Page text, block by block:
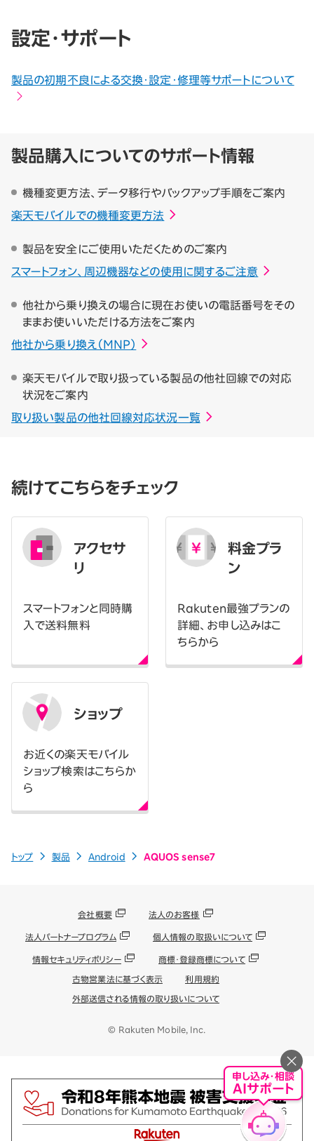
申し込み・相談
AIサポート
設定・サポート
製品の初期不良による交換・設定・修理等サポートについて
製品購入についてのサポート情報
機種変更方法、データ移行やバックアップ手順をご案内
楽天モバイルでの機種変更方法
製品を安全にご使用いただくためのご案内
スマートフォン、周辺機器などの使用に関するご注意
他社から乗り換えの場合に現在お使いの電話番号をその
ままお使いいただける方法をご案内
他社から乗り換え（MNP）
楽天モバイルで取り扱っている製品の他社回線での対応
状況をご案内
取り扱い製品の他社回線対応状況一覧
続けてこちらをチェック
アクセサ
リ
スマートフォンと同時購
入で送料無料
料金プラ
ン
Rakuten最強プランの
詳細、お申し込みはこ
ちらから
ショップ
お近くの楽天モバイル
ショップ検索はこちらか
ら
トップ 製品 Android AQUOS sense7
会社概要 法人のお客様
法人パートナープログラム 個人情報の取扱いについて
情報セキュリティポリシー 商標・登録商標について
古物営業法に基づく表示 利用規約
外部送信される情報の取り扱いについて
© Rakuten Mobile, Inc.